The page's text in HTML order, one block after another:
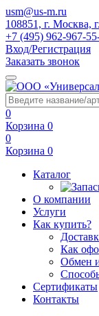
usm@us-m.ru
108851, г. Москва,
+7 (495) 962-967-
Вход/Регистрация
Заказать звонок
0
Корзина 0
0
Корзина 0
Каталог
О компании
Услуги
Как купить?
Как
Обмен
Сертификаты
Контакты